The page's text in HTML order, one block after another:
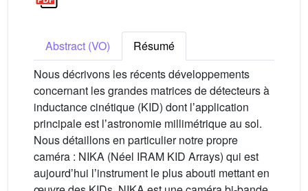
Abstract (VO)
Résumé
Nous décrivons les récents développements
concernant les grandes matrices de détecteurs à
inductance cinétique (KID) dont lʼapplication
principale est lʼastronomie millimétrique au sol.
Nous détaillons en particulier notre propre
caméra : NIKA (Néel IRAM KID Arrays) qui est
aujourdʼhui lʼinstrument le plus abouti mettant en